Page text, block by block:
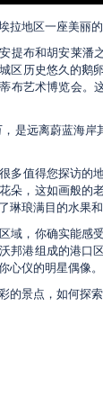
拉地区一座美丽
提布和胡安莱潘
区历史悠久的鹅
布艺术博览会。
是远离蔚蓝海
多值得您探访的
朵，这如画般的
琳琅满目的水果
域，你确实能感
邦港组成的港口
心仪的明星偶像。
的景点，如何探